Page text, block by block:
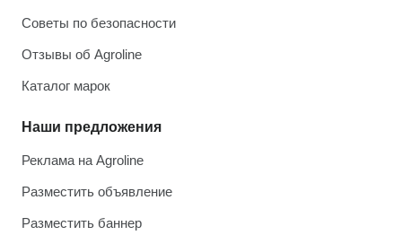
Советы по безопасности
Отзывы об Agroline
Каталог марок
Наши предложения
Реклама на Agroline
Разместить объявление
Разместить баннер